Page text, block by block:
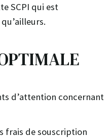
SCPI qui est
d’attention concernant
frais de souscription